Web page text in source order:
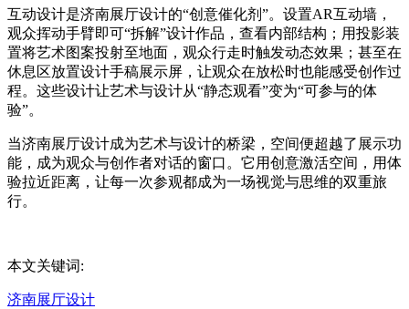
互动设计是济南展厅设计的“创意催化剂”。设置AR互动墙，
观众挥动手臂即可“拆解”设计作品，查看内部结构；用投影装
置将艺术图案投射至地面，观众行走时触发动态效果；甚至在
休息区放置设计手稿展示屏，让观众在放松时也能感受创作过
程。这些设计让艺术与设计从“静态观看”变为“可参与的体
验”。
当济南展厅设计成为艺术与设计的桥梁，空间便超越了展示功
能，成为观众与创作者对话的窗口。它用创意激活空间，用体
验拉近距离，让每一次参观都成为一场视觉与思维的双重旅
行。
本文关键词:
济南展厅设计